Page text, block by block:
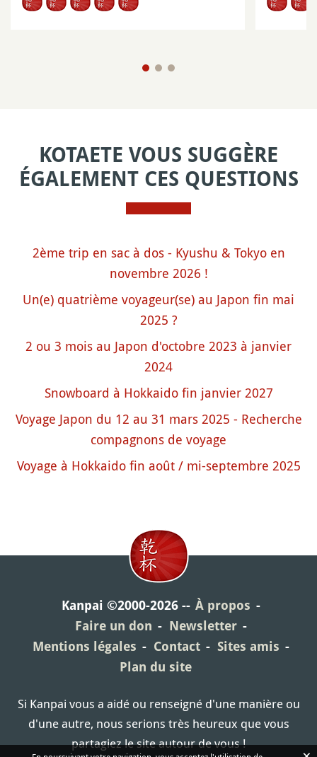
KOTAETE VOUS SUGGÈRE
ÉGALEMENT CES QUESTIONS
2ème trip en sac à dos - Kyushu & Tokyo en
novembre 2026 !
Un(e) quatrième voyageur(se) au Japon fin mai
2025 ?
2 ou 3 mois au Japon d'octobre 2023 à janvier
2024
Snowboard à Hokkaido fin janvier 2027
Voyage Japon du 12 au 31 mars 2025 - Recherche
compagnons de voyage
Voyage à Hokkaido fin août / mi-septembre 2025
Kanpai ©2000-2026
À propos
Faire un don
Newsletter
Mentions légales
Contact
Sites amis
Plan du site
Si Kanpai vous a aidé ou renseigné d'une manière ou
d'une autre, nous serions très heureux que vous
partagiez le site autour de vous !